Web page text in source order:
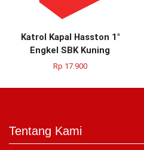
Katrol Kapal Hasston 1″
Engkel SBK Kuning
Rp 17.900
Tentang Kami